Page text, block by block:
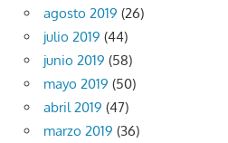
agosto 2019 (26)
julio 2019 (44)
junio 2019 (58)
mayo 2019 (50)
abril 2019 (47)
marzo 2019 (36)